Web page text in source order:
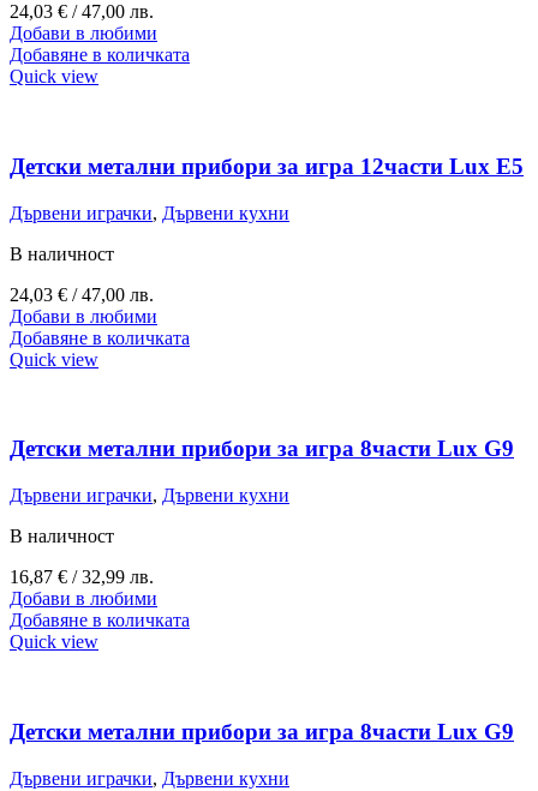
24,03 € / 47,00 лв.
Добави в любими
Добавяне в количката
Quick view
Детски метални прибори за игра 12части Lux E5
Дървени играчки, Дървени кухни
В наличност
24,03 € / 47,00 лв.
Добави в любими
Добавяне в количката
Quick view
Детски метални прибори за игра 8части Lux G9
Дървени играчки, Дървени кухни
В наличност
16,87 € / 32,99 лв.
Добави в любими
Добавяне в количката
Quick view
Детски метални прибори за игра 8части Lux G9
Дървени играчки, Дървени кухни